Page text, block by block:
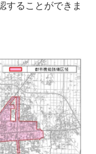
することができま